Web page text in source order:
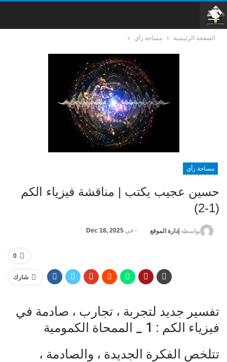
الصفحة الرئيسية مساحة رأي
مساحة رأي
حسين عجيب يكتب | مناقشة فيزياء الكم
(1-2)
بواسطة إدارة الموقع في Dec 18, 2025
0
شارك
تفسير جديد لتجربة ، تجارب ، صادمة في
فيزياء الكم : 1 _ الممحاة الكمومية
تتلخص الفكرة الجديدة ، والصادمة ،